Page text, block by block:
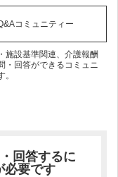
コミュニティー
施設基準関連、介護報酬
・回答ができるコミュニ
。
回答するに
必要です